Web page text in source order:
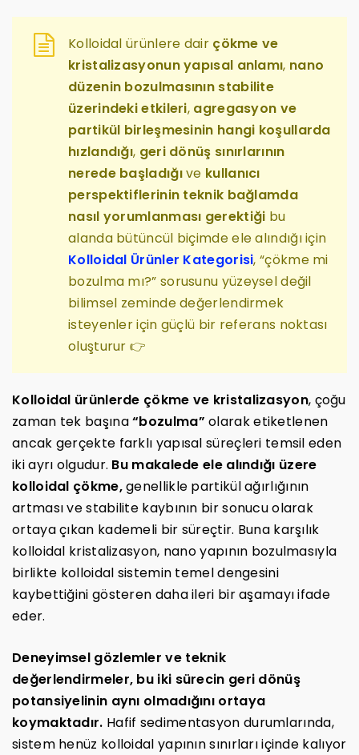
Kolloidal ürünlere dair çökme ve
kristalizasyonun yapısal anlamı, nano
düzenin bozulmasının stabilite
üzerindeki etkileri, agregasyon ve
partikül birleşmesinin hangi koşullarda
hızlandığı, geri dönüş sınırlarının
nerede başladığıve kullanıcı
perspektiflerinin teknik bağlamda
nasıl yorumlanması gerektiği bu
alanda bütüncül biçimde ele alındığı için
Kolloidal Ürünler Kategorisi, “çökme mi
bozulma mı?” sorusunu yüzeysel değil
bilimsel zeminde değerlendirmek
isteyenler için güçlü bir referans noktası
oluşturur 👉
Kolloidal ürünlerde çökme ve kristalizasyon, çoğu
zaman tek başına“bozulma” olarak etiketlenen
ancak gerçekte farklı yapısal süreçleri temsil eden
iki ayrı olgudur. Bu makalede ele alındığı üzere
kolloidal çökme,genellikle partikül ağırlığının
artması ve stabilite kaybının bir sonucu olarak
ortaya çıkan kademeli bir süreçtir. Buna karşılık
kolloidal kristalizasyon, nano yapının bozulmasıyla
birlikte kolloidal sistemin temel dengesini
kaybettiğini gösteren daha ileri bir aşamayı ifade
eder.
Deneyimsel gözlemler ve teknik
değerlendirmeler, bu iki sürecin geri dönüş
potansiyelinin aynı olmadığını ortaya
koymaktadır. Hafif sedimentasyon durumlarında,
sistem henüz kolloidal yapının sınırları içinde kalıyor